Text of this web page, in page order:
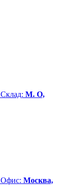
Склад: М. О,
Офис: Москва,